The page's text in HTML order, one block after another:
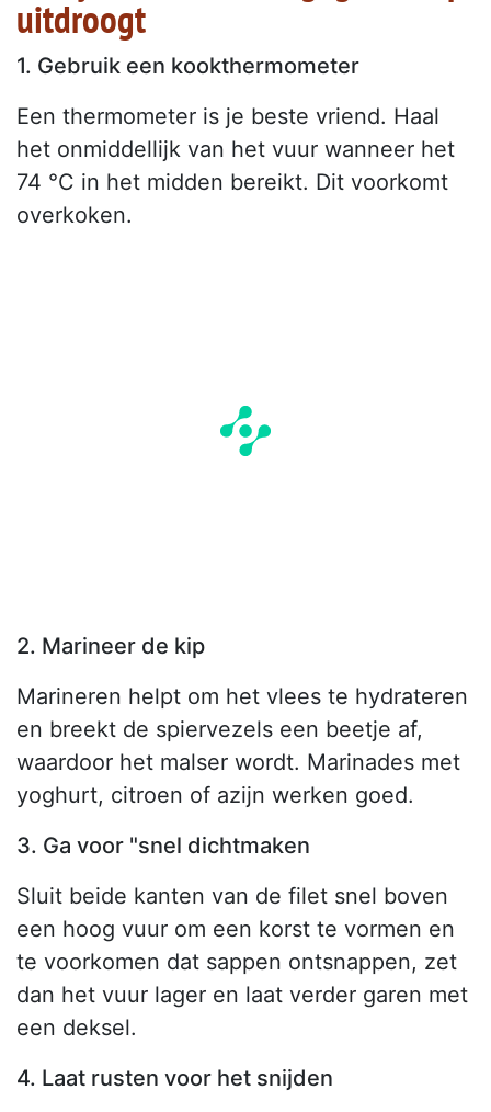
uitdroogt
1. Gebruik een kookthermometer
Een thermometer is je beste vriend. Haal
het onmiddellijk van het vuur wanneer het
74 °C in het midden bereikt. Dit voorkomt
overkoken.
2. Marineer de kip
Marineren helpt om het vlees te hydrateren
en breekt de spiervezels een beetje af,
waardoor het malser wordt. Marinades met
yoghurt, citroen of azijn werken goed.
3. Ga voor "snel dichtmaken
Sluit beide kanten van de filet snel boven
een hoog vuur om een korst te vormen en
te voorkomen dat sappen ontsnappen, zet
dan het vuur lager en laat verder garen met
een deksel.
4. Laat rusten voor het snijden